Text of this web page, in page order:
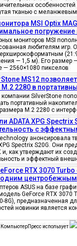
тканью с
MSI Optix
погружение
мониторов MSI
любителям игр.
— 1,5 м). Его размер
— 2560×1080 пикселов
MS12 позволяет
2280 в
SilverStone
портативный
M.2 2280 с
ADATA XPG Spectrix
с
анонсировала
Spectrix S20G. Они
как утверждают их
и эффектный
RTX 3070
ASUS на базе
GeForce RTX 3070
8G), предназначенная
новинки является
КомпьютерПресс использует